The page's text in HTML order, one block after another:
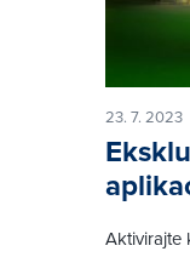
23. 7. 2023
Aktivirajte